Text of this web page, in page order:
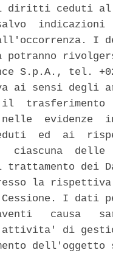
diritti ceduti al
indicazioni
all'occorrenza.
potranno
S.p.A., tel.
ai sensi degli
il
nelle  evidenze
ed  ai
ciascuna
dei
la rispettiva
Cessione. I dati
causa
di